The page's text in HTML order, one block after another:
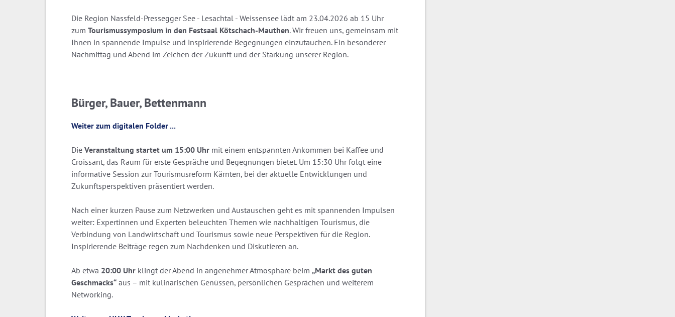
Die Region Nassfeld-Pressegger See - Lesachtal - Weissensee lädt am 23.04.2026 ab 15 Uhr
zum Tourismussymposium in den Festsaal Kötschach-Mauthen. Wir freuen uns, gemeinsam mit
Ihnen in spannende Impulse und inspirierende Begegnungen einzutauchen. Ein besonderer
Nachmittag und Abend im Zeichen der Zukunft und der Stärkung unserer Region.
Bürger, Bauer, Bettenmann
Weiter zum digitalen Folder ...
Die Veranstaltung startet um 15:00 Uhr mit einem entspannten Ankommen bei Kaffee und
Croissant, das Raum für erste Gespräche und Begegnungen bietet. Um 15:30 Uhr folgt eine
informative Session zur Tourismusreform Kärnten, bei der aktuelle Entwicklungen und
Zukunftsperspektiven präsentiert werden.
Nach einer kurzen Pause zum Netzwerken und Austauschen geht es mit spannenden Impulsen
weiter: Expertinnen und Experten beleuchten Themen wie nachhaltigen Tourismus, die
Verbindung von Landwirtschaft und Tourismus sowie neue Perspektiven für die Region.
Inspirierende Beiträge regen zum Nachdenken und Diskutieren an.
Ab etwa 20:00 Uhr klingt der Abend in angenehmer Atmosphäre beim „Markt des guten
Geschmacks“ aus – mit kulinarischen Genüssen, persönlichen Gesprächen und weiterem
Networking.